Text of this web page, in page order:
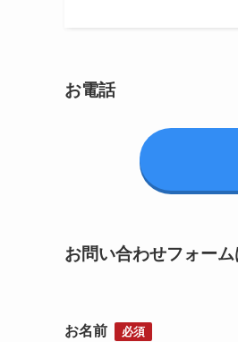
お電話
お問い合わせフォー
お名前 必須